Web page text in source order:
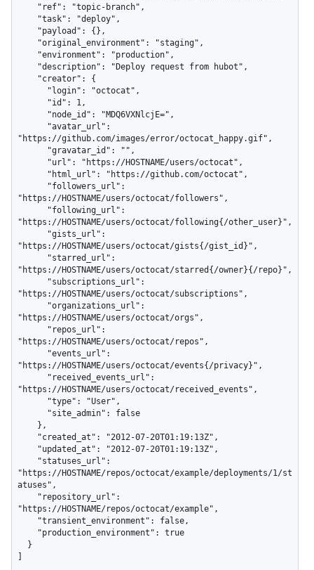
"https://github.com/images/error/octocat_happy.gif",
"https://HOSTNAME/users/octocat/followers",
"https://HOSTNAME/users/octocat/following{/other_user}",
"https://HOSTNAME/users/octocat/gists{/gist_id}",
"https://HOSTNAME/users/octocat/starred{/owner}{/repo}",
"https://HOSTNAME/users/octocat/subscriptions",
"https://HOSTNAME/users/octocat/orgs",
"https://HOSTNAME/users/octocat/repos",
"https://HOSTNAME/users/octocat/events{/privacy}",
"https://HOSTNAME/users/octocat/received_events",
"https://HOSTNAME/repos/octocat/example/deployments/1/st
atuses",
"https://HOSTNAME/repos/octocat/example",